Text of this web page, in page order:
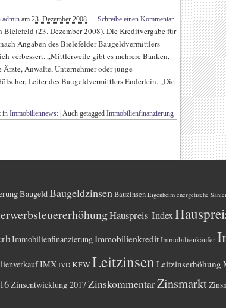
admin am 23. Dezember 2008 — Schreibe einen Kommentar
(23. Dezember 2008). Die Kreditvergabe für
Angaben des Bielefelder Baugeldvermittlers
verbessert. „Mittlerweile gibt es mehrere Banken,
Anwälte, Unternehmer oder junge
Leiter des Baugeldvermittlers Enderlein. „Die
in Immobiliennews: Auch getagged Immobilienfinanzierung
BaugeldBaugeldzinsenBauzinsen Eigenheim energetische
Hauspreis-Index
ImmobilienfinanzierungImmobilienkreditImmobilienkäufer
IMX IVD KFWLeitzinsen Leitzinserhöhung
Zinsentwicklung 2017ZinskommentarZinsmarkt